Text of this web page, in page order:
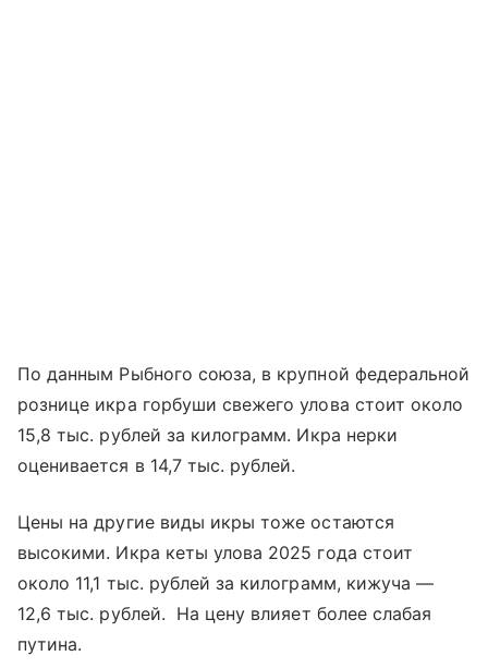
По данным Рыбного союза, в крупной федеральной
рознице икра горбуши свежего улова стоит около
15,8 тыс. рублей за килограмм. Икра нерки
оценивается в 14,7 тыс. рублей.
Цены на другие виды икры тоже остаются
высокими. Икра кеты улова 2025 года стоит
около 11,1 тыс. рублей за килограмм, кижуча —
12,6 тыс. рублей. На цену влияет более слабая
путина.